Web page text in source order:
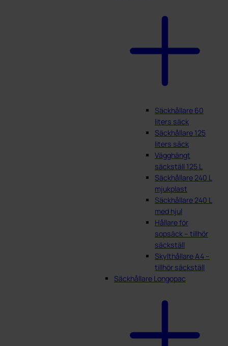
Säckhållare 60
liters säck
Säckhållare 125
liters säck
Vägghängt
säckställ 125 L
Säckhållare 240 L
mjukplast
Säckhållare 240 L
med hjul
Hållare för
sopsäck – tillhör
säckställ
Skylthållare A4 –
tillhör säckställ
Säckhållare Longopac